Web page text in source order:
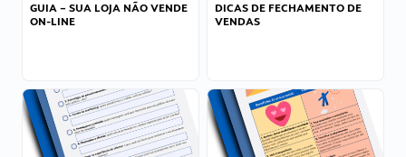
GUIA – SUA LOJA NÃO VENDE
ON-LINE
DICAS DE FECHAMENTO DE
VENDAS